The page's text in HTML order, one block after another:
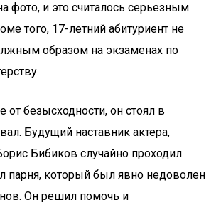
фото, и это считалось серьезным
того, 17-летний абитуриент не
образом на экзаменах по
от безысходности, он стоял в
Будущий наставник актера,
Бибиков случайно проходил
парня, который был явно недоволен
Он решил помочь и